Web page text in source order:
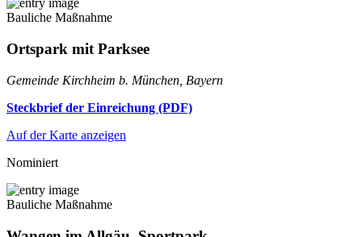
Bauliche Maßnahme
Ortspark mit Parksee
Gemeinde Kirchheim b. München, Bayern
Steckbrief der Einreichung (PDF)
Auf der Karte anzeigen
Nominiert
Bauliche Maßnahme